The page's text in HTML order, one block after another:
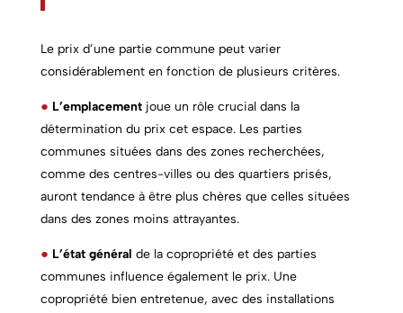
Le prix d’une partie communepeut varier
considérablement en fonction de plusieurs critères.
● L’emplacementjoue un rôle crucial dans la
détermination du prix cet espace. Les parties
communes situées dans des zones recherchées,
comme des centres-villes ou des quartiers prisés,
auront tendance à être plus chères que celles situées
dans des zones moins attrayantes.
● L’état général de la copropriété et des parties
communes influence également le prix. Une
copropriété bien entretenue, avec des installations